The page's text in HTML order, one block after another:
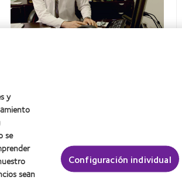
paciente
y
se
sean
Configuración individual